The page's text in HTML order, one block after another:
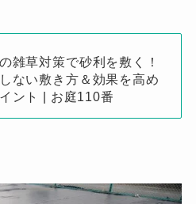
雑草対策で砂利を敷く！
ない敷き方＆効果を高め
ント | お庭110番